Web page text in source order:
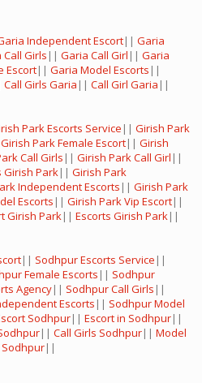
Independent Escort|| Garia
Call Girls || Garia Call Girl || Garia
Escort|| Garia Model Escorts ||
Call Girls Garia || Call Girl Garia ||
Park Escorts Service || Girish Park
Girish Park Female Escort|| Girish
Call Girls || Girish Park Call Girl ||
Girish Park|| Girish Park
Independent Escorts || Girish Park
Escorts || Girish Park Vip Escort||
Girish Park|| Escorts Girish Park||
|| Sodhpur Escorts Service ||
Female Escorts || Sodhpur
Agency|| Sodhpur Call Girls ||
Escorts || Sodhpur Model
Sodhpur|| Escort in Sodhpur||
|| Call Girls Sodhpur|| Model
Sodhpur||